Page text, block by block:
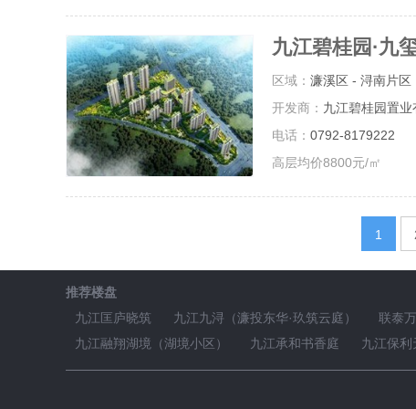
九江碧桂园·九
区域： 濂溪区 - 浔南片区
开发商： 九江碧桂园置业
电话： 0792-8179222
高层均价8800元/㎡
1
推荐楼盘
九江匡庐晓筑
九江九浔（濂投东华·玖筑云庭） 联泰
九江融翔湖境（湖境小区）
九江承和书香庭 九江保利